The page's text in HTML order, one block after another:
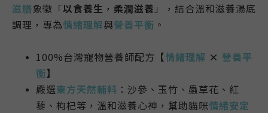
滋膳象徵「以食養生 ， 柔潤滋養 」，結合溫和滋養湯底
調理，專為情緒理解與營養平衡 。
100%台灣寵物營養師配方 【情緒理解 × 營養平
衡】
嚴選東方天然輔料 ： 沙參、玉竹、蟲草花、紅
藜、枸杞等 ， 溫和滋養心神，幫助貓咪情緒安定